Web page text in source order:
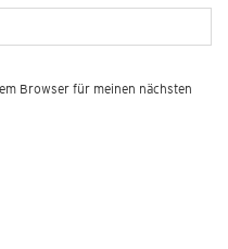
Browser für meinen nächsten